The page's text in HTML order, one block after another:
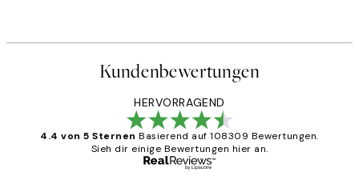
Kundenbewertungen
HERVORRAGEND
4.4 von 5 Sternen Basierend auf 108309 Bewertungen.
Sieh dir einige Bewertungen hier an.